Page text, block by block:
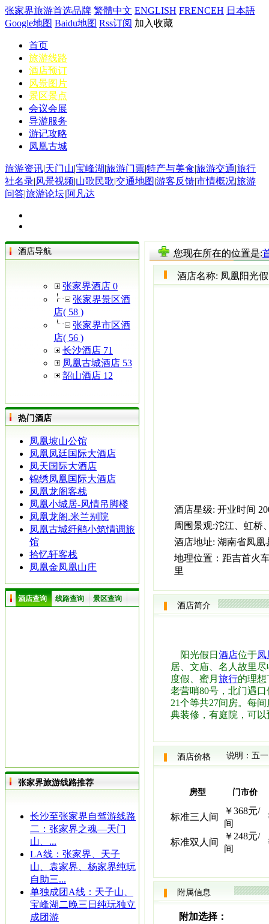
张家界旅游首选品牌 繁體中文 ENGLISH FRENCEH 日本語
Google地图 Baidu地图 Rss订阅 加入收藏
首页
旅游线路
酒店预订
风景图片
景区景点
会议会展
导游服务
游记攻略
凤凰古城
旅游资讯|天门山|宝峰湖|旅游门票|特产与美食|旅游交通|旅行
社名录|风景视频|山歌民歌|交通地图|游客反馈|市情概况|旅游
问答|旅游论坛|阿凡达
酒店导航
张家界酒店 0
张家界景区酒
店( 58 )
张家界市区酒
店( 56 )
长沙酒店 71
凤凰古城酒店 53
韶山酒店 12
热门酒店
凤凰坡山公馆
凤凰凤廷国际大酒店
凤天国际大酒店
锦绣凤凰国际大酒店
凤凰龙阁客栈
凤凰小城居-风情吊脚楼
凤凰龙阁.米兰别院
凤凰古城纤鹇小筑情调旅
馆
拾忆轩客栈
凤凰金凤凰山庄
酒店查询 线路查询 景区查询
张家界旅游线路推荐
长沙至张家界自驾游线路
二：张家界之魂—天门
山、...
LA线：张家界、天子
山、袁家界、杨家界纯玩
自助三...
单独成团A线：天子山、
宝峰湖二晚三日纯玩独立
成团游
您现在所在的位置是:
酒店名称: 凤凰阳光
酒店星级: 开业时间
周围景观:沱江、虹桥
酒店地址: 湖南省凤凰
地理位置： 距吉首火
里
酒店简介
阳光假日 酒店位于凤
居、文庙、名人故里
度假、蜜月 旅行的理
老营哨80号，北门遇
21个等共27间房。每
典装修，有庭院，可以
酒店价格 说明：五一
房型 门市价
标准三人间
￥368元/
间
标准双人间
￥248元/
间
附属信息
附加选择：